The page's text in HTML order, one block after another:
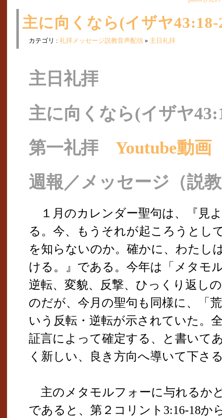
主に向くなら(イザヤ43:18-
カテゴリ : 礼拝メッセージ説教音声配信 » 主日礼拝
主日礼拝
主に向くなら(イザヤ
第一礼拝 Youtube動画
週報／メッセージ（説
１月のカレンダー聖句は、『見
る。今、もうそれが起ころうとし
を知らないのか。確かに、わたし
ける。』である。今年は「メタモ
逆転、変貌、反撃、ひっくり返し
のだが、今月の聖句も同様に、「
いう反転・逆転が示されていた。
証言によって確定する、と書いて
く新しい、良き方向へ導いて下さ
主のメタモルフォーに与れるか
であると、第２コリント3:16-18か